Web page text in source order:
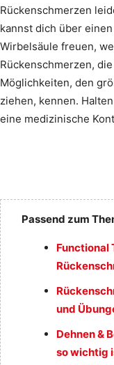
Rückenschmerzen
kannst dich über
Wirbelsäule freuen,
Rückenschmerzen,
Möglichkeiten, den
ziehen, kennen.
eine medizinische
Passend zum
Functional
und
Dehnen &
so wichtig